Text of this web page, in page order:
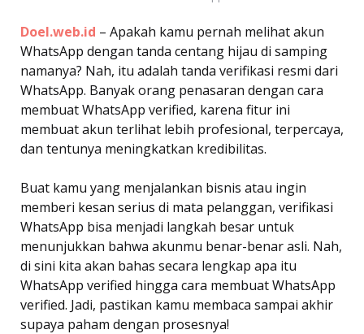
Doel.web.id – Apakah kamu pernah melihat akun
WhatsApp dengan tanda centang hijau di samping
namanya? Nah, itu adalah tanda verifikasi resmi dari
WhatsApp. Banyak orang penasaran dengan cara
membuat WhatsApp verified, karena fitur ini
membuat akun terlihat lebih profesional, terpercaya,
dan tentunya meningkatkan kredibilitas.
Buat kamu yang menjalankan bisnis atau ingin
memberi kesan serius di mata pelanggan, verifikasi
WhatsApp bisa menjadi langkah besar untuk
menunjukkan bahwa akunmu benar-benar asli. Nah,
di sini kita akan bahas secara lengkap apa itu
WhatsApp verified hingga cara membuat WhatsApp
verified. Jadi, pastikan kamu membaca sampai akhir
supaya paham dengan prosesnya!